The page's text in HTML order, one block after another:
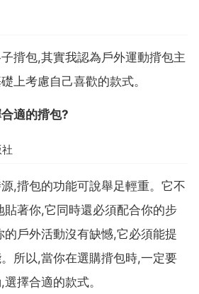
揹包,其實我認為戶外運動揹包主
上考慮自己喜歡的款式。
適的揹包?
,揹包的功能可說舉足輕重。它不
著你,它同時還必須配合你的步
戶外活動沒有缺憾,它必須能提
所以,當你在選購揹包時,一定要
擇合適的款式。